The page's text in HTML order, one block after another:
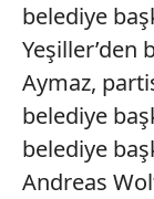
belediye
Yeşiller’den
Aymaz,
belediye
belediye
Andreas